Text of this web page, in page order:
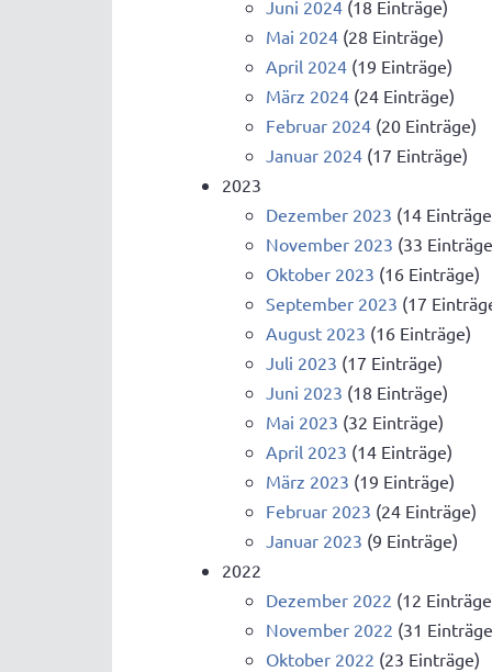
Juni 2024 (18 Einträge)
Mai 2024 (28 Einträge)
April 2024 (19 Einträge)
März 2024 (24 Einträge)
Februar 2024 (20 Einträge)
Januar 2024 (17 Einträge)
2023
Dezember 2023 (14
November 2023 (33
Oktober 2023 (16 Einträge)
September 2023 (17
August 2023 (16 Einträge)
Juli 2023 (17 Einträge)
Juni 2023 (18 Einträge)
Mai 2023 (32 Einträge)
April 2023 (14 Einträge)
März 2023 (19 Einträge)
Februar 2023 (24 Einträge)
Januar 2023 (9 Einträge)
2022
Dezember 2022 (12
November 2022 (31
Oktober 2022 (23 Einträge)